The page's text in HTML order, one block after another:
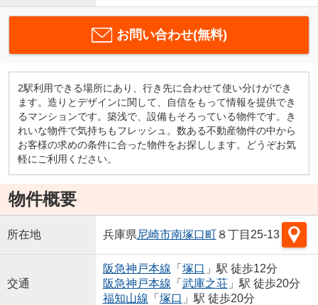
お問い合わせ(無料)
2駅利用できる場所にあり、行き先に合わせて使い分けができ
ます。造りとデザインに関して、自信をもって情報を提供でき
るマンションです。築浅で、設備もそろっている物件です。き
れいな物件で気持ちもフレッシュ。数ある不動産物件の中から
お客様の求めの条件に合った物件をお探しします。どうぞお気
軽にご利用ください。
物件概要
所在地 兵庫県尼崎市南塚口町８丁目25-13
交通
阪急神戸本線 「 塚口 」駅 徒歩12分
阪急神戸本線 「 武庫之荘」駅 徒歩20分
福知山線 「 塚口 」駅 徒歩20分